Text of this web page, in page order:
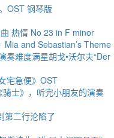
OST 钢琴版
热情 No 23 in F minor
Mia and Sebastian’s Theme
奏难度满星胡戈•沃尔夫“Der
宅急便》OST
士》，听完小朋友的演奏
第二行沦陷了